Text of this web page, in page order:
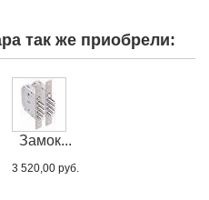
так же приобрели:
Замок...
3 520,00 руб.